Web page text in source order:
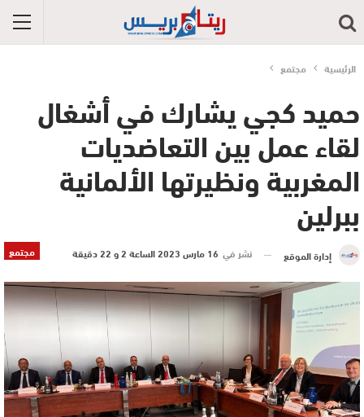
الرئيسية مجتمع
حميد كجي يشارك في أشغال
لقاء عمل بين التعاضديات
المغربية ونظيرتها الألمانية
ببرلين
مجتمع إدارة الموقع نشر في 16 مارس 2023 الساعة 2 و 22 دقيقة